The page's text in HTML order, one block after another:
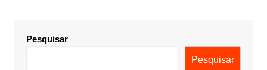
Pesquisar
Pesquisar